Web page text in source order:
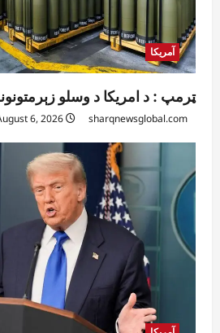
آمریکا
ټرمپ : د امریکا د وسلو
sharqnewsglobal.com